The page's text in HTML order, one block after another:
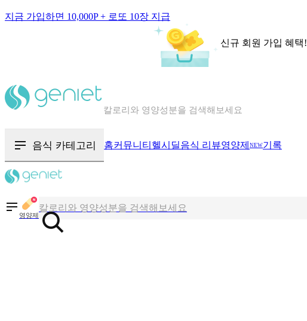
지금 가입하면 10,000P + 로또 10장 지급
신규 회원 가입 혜택!
음식 · 영양제 리뷰를 찾아보세요
음식 카테고리 홈커뮤니티 헬시딜음식 리뷰영양제 NEW기록
영양제혈당 · 다이어트 음식 검색해보세요